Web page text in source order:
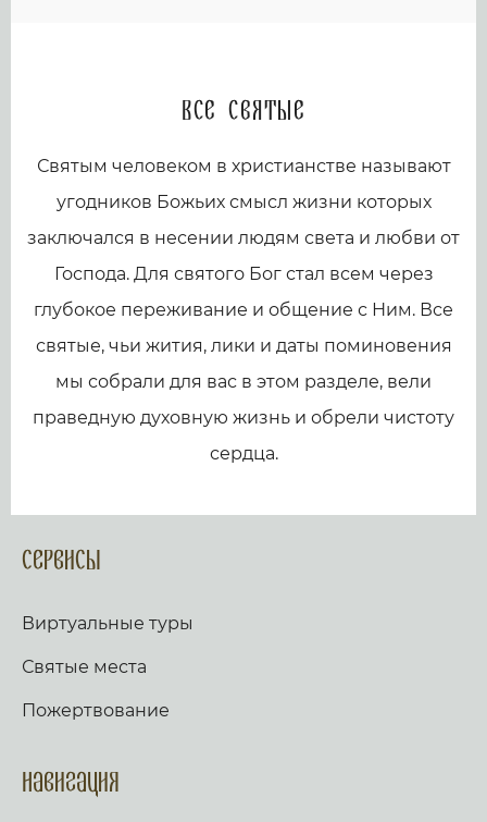
Все святые
Святым человеком в христианстве называют
угодников Божьих смысл жизни которых
заключался в несении людям света и любви от
Господа. Для святого Бог стал всем через
глубокое переживание и общение с Ним. Все
святые, чьи жития, лики и даты поминовения
мы собрали для вас в этом разделе, вели
праведную духовную жизнь и обрели чистоту
сердца.
Сервисы
Виртуальные туры
Святые места
Пожертвование
Навигация